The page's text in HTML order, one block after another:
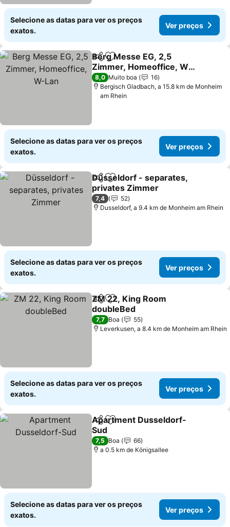
Selecione as datas para ver os preços
exatos.
Ver preços
PartilharAdicionar aos favoritos
Berg Messe EG, 2,5
Zimmer, Homeoffice, W-
Lan
Ver preços
8,0 Muito boa
16
Bergisch Gladbach, a 15.8 km de Monheim
am Rhein
Selecione as datas para ver os preços
exatos.
Ver preços
PartilharAdicionar aos favoritos
Düsseldorf - separates,
privates Zimmer
Ver preços
7,4
52
Dusseldorf, a 9.4 km de Monheim am Rhein
Selecione as datas para ver os preços
exatos.
Ver preços
PartilharAdicionar aos favoritos
ZM 22, King Room
doubleBed
Ver preços
7,7 Boa
55
Leverkusen, a 8.4 km de Monheim am Rhein
Selecione as datas para ver os preços
exatos.
Ver preços
PartilharAdicionar aos favoritos
Apartment Dusseldorf-
Sud
Ver preços
7,5 Boa
66
a 0.5 km de Königsallee
Selecione as datas para ver os preços
exatos.
Ver preços